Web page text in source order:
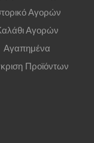
κατάστημα.
Αγορών
Αγορών
Αγαπημένα
Προϊόντων